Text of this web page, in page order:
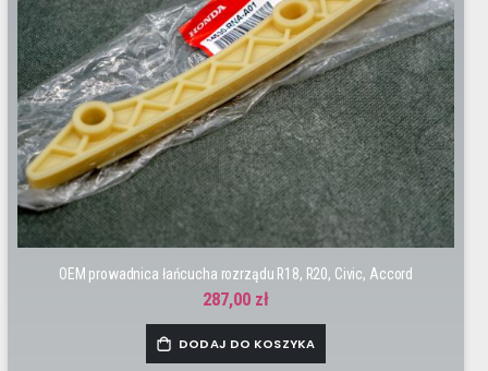
OEM prowadnica łańcucha rozrządu R18, R20, Civic, Accord
287,00 zł
DODAJ DO KOSZYKA